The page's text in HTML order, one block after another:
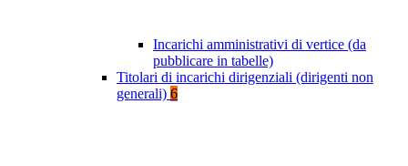
Incarichi amministrativi di vertice (da
pubblicare in tabelle)
Titolari di incarichi dirigenziali (dirigenti non
generali) 6